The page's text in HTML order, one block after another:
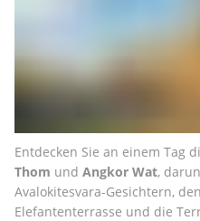
Entdecken Sie an einem Tag
Thom und Angkor Wat,
Avalokitesvara-Gesichtern,
Elefantenterrasse und die